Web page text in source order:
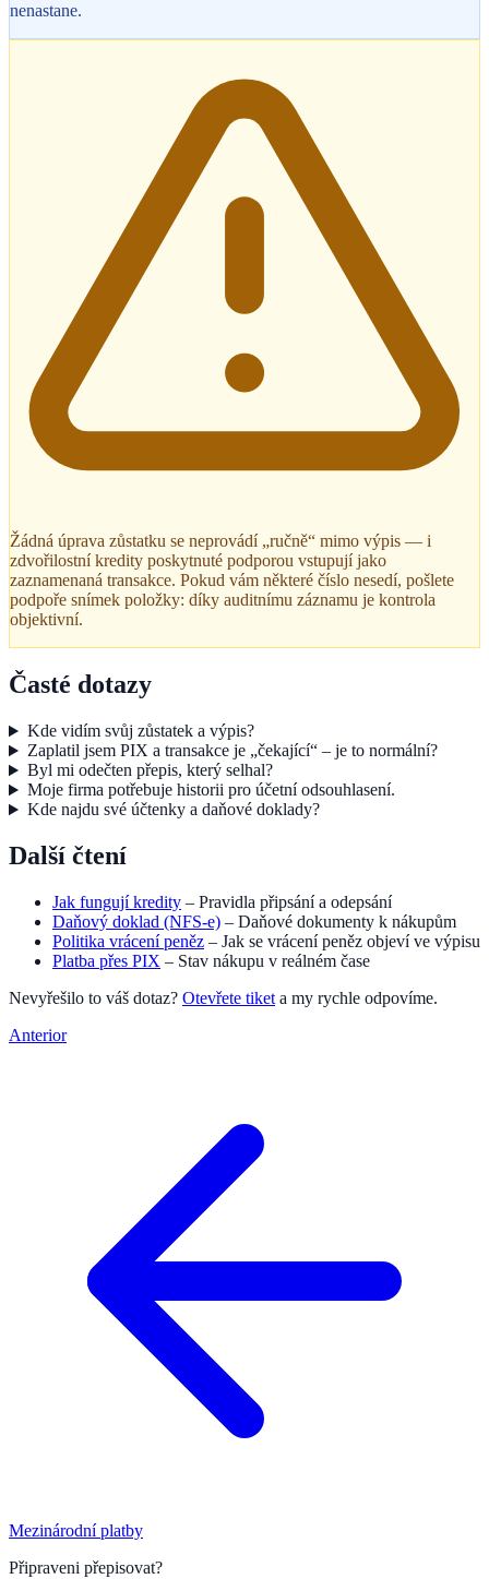
nenastane.
Žádná úprava zůstatku se neprovádí „ručně“ mimo výpis — i
zdvořilostní kredity poskytnuté podporou vstupují jako
zaznamenaná transakce. Pokud vám některé číslo nesedí, pošlete
podpoře snímek položky: díky auditnímu záznamu je kontrola
objektivní.
Časté dotazy
Kde vidím svůj zůstatek a výpis?
Zaplatil jsem PIX a transakce je „čekající“ – je to normální?
Byl mi odečten přepis, který selhal?
Moje firma potřebuje historii pro účetní odsouhlasení.
Kde najdu své účtenky a daňové doklady?
Další čtení
Jak fungují kredity – Pravidla připsání a odepsání
Daňový doklad (NFS-e) – Daňové dokumenty k nákupům
Politika vrácení peněz – Jak se vrácení peněz objeví ve výpisu
Platba přes PIX – Stav nákupu v reálném čase
Nevyřešilo to váš dotaz? Otevřete tiket a my rychle odpovíme.
Anterior
Mezinárodní platby
Připraveni přepisovat?